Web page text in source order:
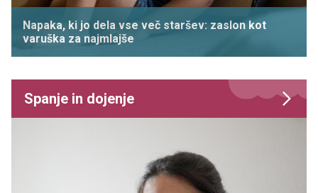
Napaka, ki jo dela vse več staršev: zaslon kot
varuška za najmlajše
Spanje in dojenje